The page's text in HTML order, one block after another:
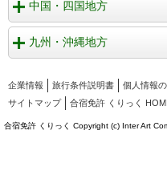
中国・四国地方
九州・沖縄地方
企業情報 旅行条件説明書 個人情報
サイトマップ
合宿免許 くりっく
合宿免許 くりっく Copyright (c) Inter Art